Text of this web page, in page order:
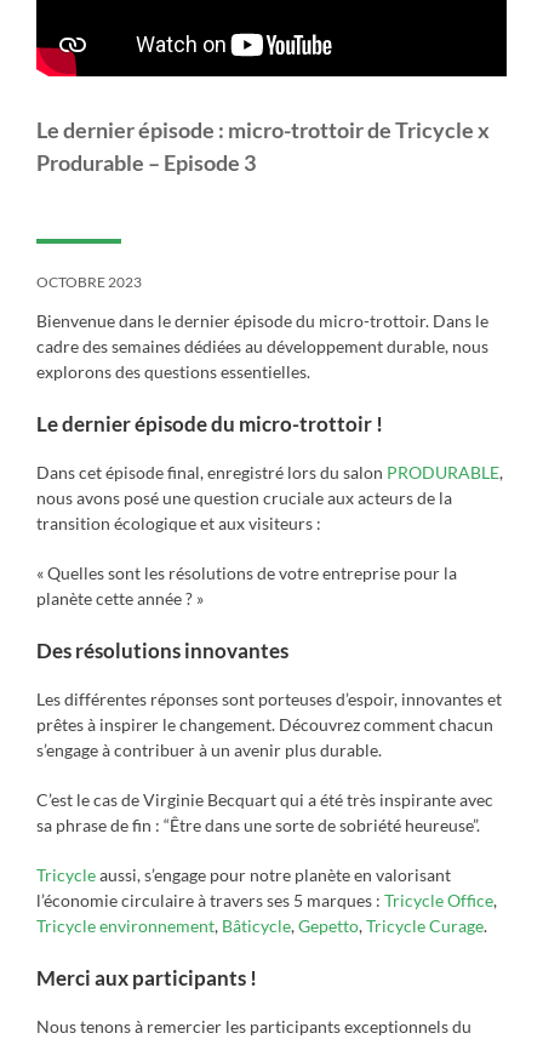
Le dernier épisode : micro-trottoir de Tricycle x
Produrable – Episode 3
OCTOBRE 2023
Bienvenue dans le dernier épisode du micro-trottoir. Dans le
cadre des semaines dédiées au développement durable, nous
explorons des questions essentielles.
Le dernier épisode du micro-trottoir !
Dans cet épisode final, enregistré lors du salon PRODURABLE,
nous avons posé une question cruciale aux acteurs de la
transition écologique et aux visiteurs :
« Quelles sont les résolutions de votre entreprise pour la
planète cette année ? »
Des résolutions innovantes
Les différentes réponses sont porteuses d’espoir, innovantes et
prêtes à inspirer le changement. Découvrez comment chacun
s’engage à contribuer à un avenir plus durable.
C’est le cas de Virginie Becquart qui a été très inspirante avec
sa phrase de fin : “Être dans une sorte de sobriété heureuse”.
Tricycleaussi, s’engage pour notre planète en valorisant
l’économie circulaire à travers ses 5 marques : Tricycle Office,
Tricycle environnement, Bâticycle,Gepetto,Tricycle Curage.
Merci aux participants !
Nous tenons à remercier les participants exceptionnels du